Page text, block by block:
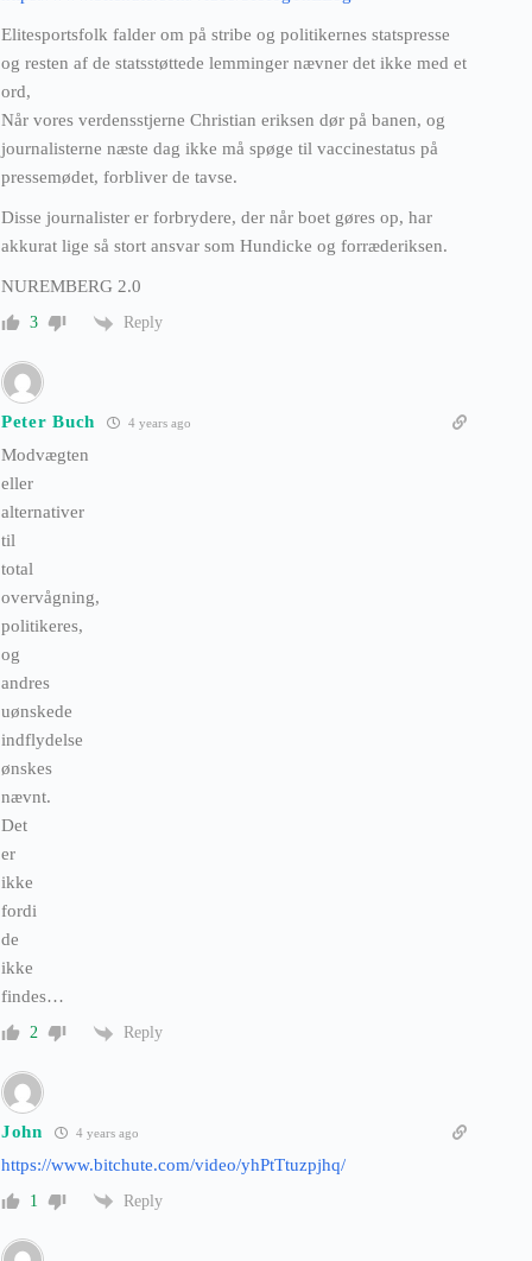
Elitesportsfolk falder om på stribe og politikernes statspresse
og resten af de statsstøttede lemminger nævner det ikke med et
ord,
Når vores verdensstjerne Christian eriksen dør på banen, og
journalisterne næste dag ikke må spøge til vaccinestatus på
pressemødet, forbliver de tavse.
Disse journalister er forbrydere, der når boet gøres op, har
akkurat lige så stort ansvar som Hundicke og forræderiksen.
NUREMBERG 2.0
3 Reply
Peter Buch 4 years ago
Modvægten
eller
alternativer
til
total
overvågning,
politikeres,
og
andres
uønskede
indflydelse
ønskes
nævnt.
Det
er
ikke
fordi
de
ikke
findes…
2 Reply
John 4 years ago
https://www.bitchute.com/video/yhPtTtuzpjhq/
1 Reply